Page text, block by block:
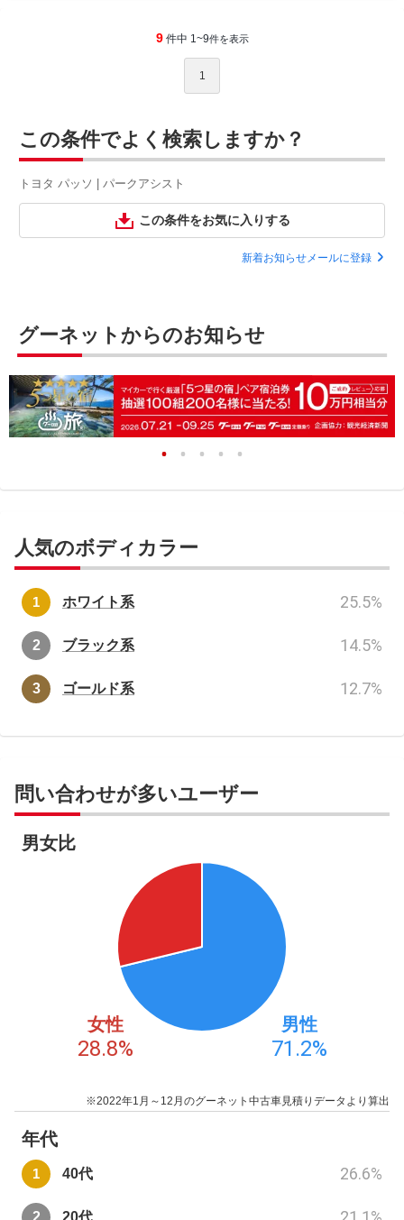
9 件中 1~9件を表示
1
この条件でよく検索しますか？
トヨタ パッソ | パークアシスト
この条件をお気に入りする
新着お知らせメールに登録
グーネットからのお知らせ
人気のボディカラー
ホワイト系 25.5%
ブラック系 14.5%
ゴールド系 12.7%
問い合わせが多いユーザー
男女比
女性
28.8%
男性
71.2%
※2022年1月～12月のグーネット中古車見積りデータより算出
年代
40代 26.6%